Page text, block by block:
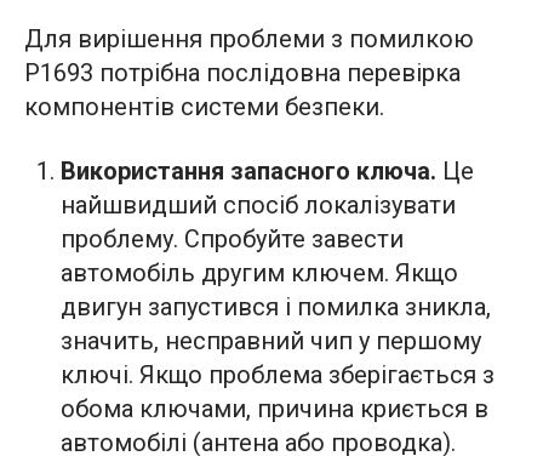
Для вирішення проблеми з помилкою
P1693 потрібна послідовна перевірка
компонентів системи безпеки.
Використання запасного ключа. Це
найшвидший спосіб локалізувати
проблему. Спробуйте завести
автомобіль другим ключем. Якщо
двигун запустився і помилка зникла,
значить, несправний чип у першому
ключі. Якщо проблема зберігається з
обома ключами, причина криється в
автомобілі (антена або проводка).